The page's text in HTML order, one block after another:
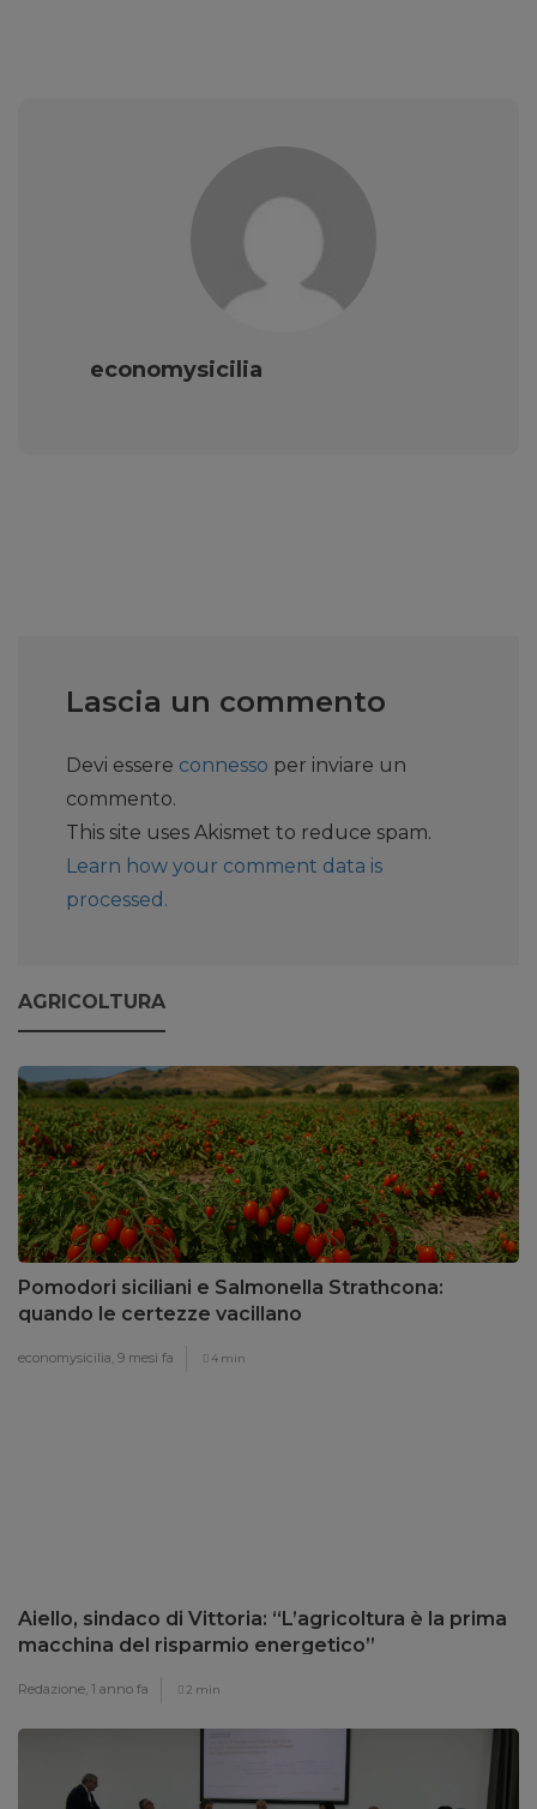
economysicilia
Lascia un commento
Devi essere connesso per inviare un
commento.
This site uses Akismet to reduce spam.
Learn how your comment data is
processed.
AGRICOLTURA
Pomodori siciliani e Salmonella Strathcona:
quando le certezze vacillano
economysicilia, 9 mesi fa 4 min
Aiello, sindaco di Vittoria: “L’agricoltura è la prima
macchina del risparmio energetico”
Redazione, 1 anno fa 2 min